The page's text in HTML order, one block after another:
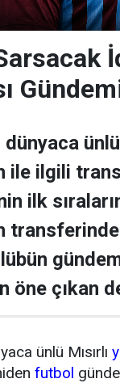
ünlü
ile ilgili
ilk
öne çıkan
ünlü Mısırlı
futbol